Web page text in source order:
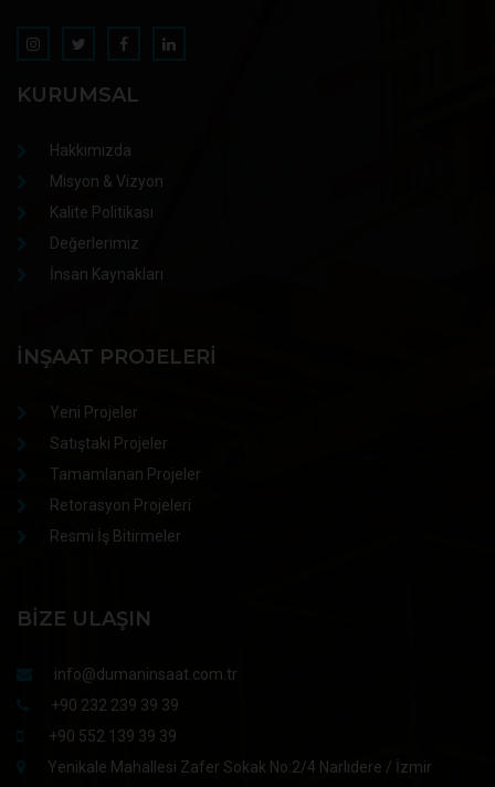
KURUMSAL
Hakkımızda
Misyon & Vizyon
Kalite Politikası
Değerlerimiz
İnsan Kaynakları
İNŞAAT PROJELERI
Yeni Projeler
Satıştaki Projeler
Tamamlanan Projeler
Retorasyon Projeleri
Resmi İş Bitirmeler
BIZE ULAŞIN
info@dumaninsaat.com.tr
+90 232 239 39 39
+90 552 139 39 39
Yenikale Mahallesi Zafer Sokak No:2/4 Narlıdere / İzmir